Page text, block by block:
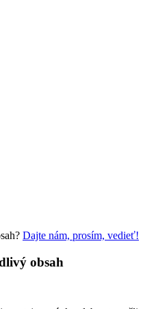
Dajte nám, prosím, vedieť!
obsah